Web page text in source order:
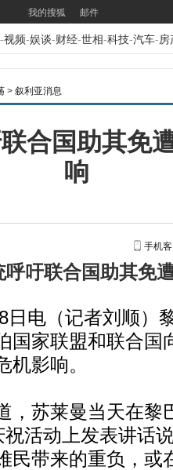
我的搜狐 邮件
-视频-娱谈-财经-世相-科技-汽车-房
> 叙利亚消息
合国助其免
响
手机
呼吁联合国助其免
电（记者刘顺）
国家联盟和联合国
机影响。
苏莱曼当天在黎
活动上发表讲话
民带来的重负，或